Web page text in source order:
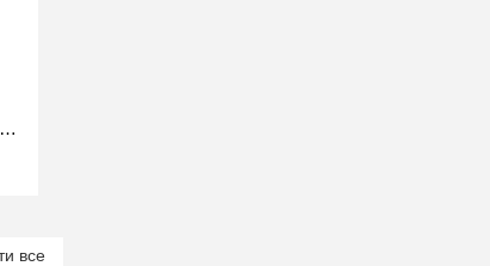
"Raptor" з наколінниками - MultiCam 52/5
все